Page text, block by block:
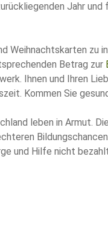
Jahr und
Weihnachtskarten zu
Betrag zur
Ihnen und Ihren
Kommen Sie
leben in Armut.
und Hilfe nicht